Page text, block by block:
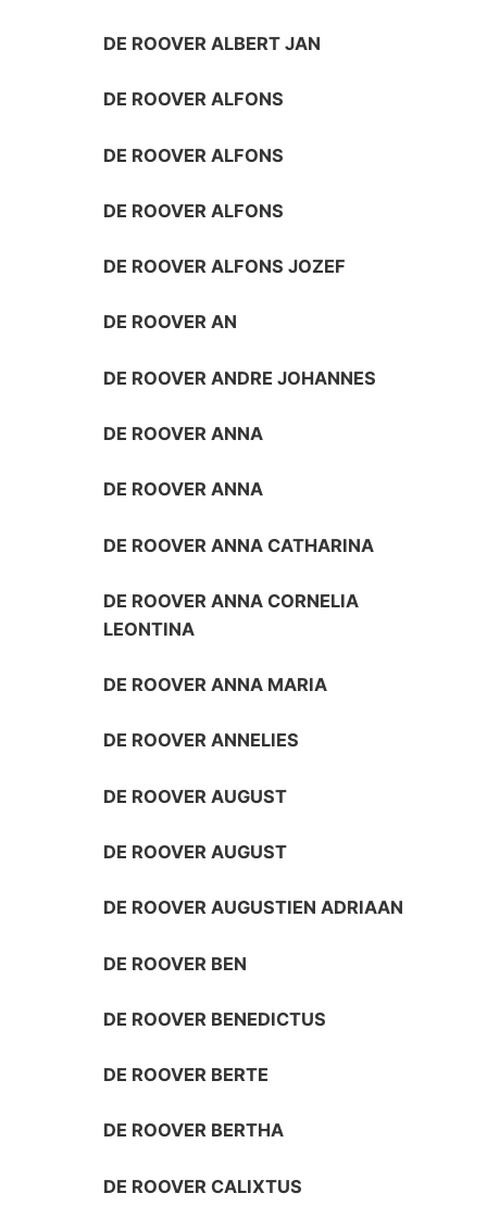
DE ROOVER ALBERT JAN
DE ROOVER ALFONS
DE ROOVER ALFONS
DE ROOVER ALFONS
DE ROOVER ALFONS JOZEF
DE ROOVER AN
DE ROOVER ANDRE JOHANNES
DE ROOVER ANNA
DE ROOVER ANNA
DE ROOVER ANNA CATHARINA
DE ROOVER ANNA CORNELIA
LEONTINA
DE ROOVER ANNA MARIA
DE ROOVER ANNELIES
DE ROOVER AUGUST
DE ROOVER AUGUST
DE ROOVER AUGUSTIEN ADRIAAN
DE ROOVER BEN
DE ROOVER BENEDICTUS
DE ROOVER BERTE
DE ROOVER BERTHA
DE ROOVER CALIXTUS